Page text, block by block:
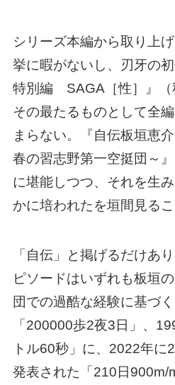
シリーズ本編から取り上
挙に暇がないし、刃牙の
特別編 SAGA［性］』（
その最たるものとして全
まらない。『自伝板垣恵
春の習志野第一空挺団～
に堪能しつつ、それを生
かに培われたを垣間見る
「自伝」と掲げるだけあ
ピソードはいずれも板垣
団での過酷な経験に基づ
「200000歩2夜3日」、
トル60秒」に、2022年に
発表された「210日900m/